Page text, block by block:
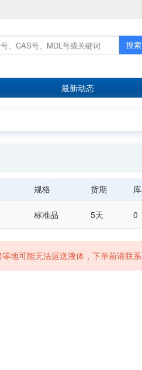
搜索
最新动态
规格 货期
标准品 5天 0
地可能无法运送液体，下单前请联系